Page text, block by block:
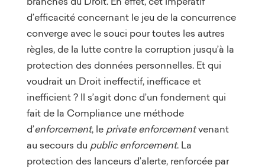
d’efficacité concernant le jeu de la concurrence
converge avec le souci pour toutes les autres
règles, de la lutte contre la corruption jusqu’à la
protection des données personnelles. Et qui
voudrait un Droit ineffectif, inefficace et
inefficient ? Il s’agit donc d’un fondement qui
fait de la Compliance une méthode
d’enforcement, le private enforcementvenant
au secours du public enforcement. La
protection des lanceurs d’alerte, renforcée par